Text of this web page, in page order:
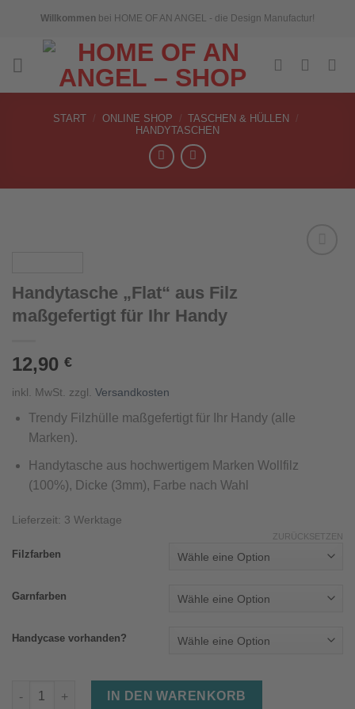
Willkommen bei HOME OF AN ANGEL - die Design Manufactur!
START / ONLINE SHOP / TASCHEN & HÜLLEN
/
HANDYTASCHEN
Handytasche „Flat“ aus Filz
maßgefertigt für Ihr Handy
12,90 €
inkl. MwSt. zzgl. Versandkosten
Trendy Filzhülle maßgefertigt für Ihr Handy (alle
Marken).
Handytasche aus hochwertigem Marken Wollfilz
(100%), Dicke (3mm), Farbe nach Wahl
Lieferzeit: 3 Werktage
Filzfarben
Garnfarben
Handycase vorhanden?
ZURÜCKSETZEN
Handytasche "Flat" aus Filz maßgefertigt für Ihr Handy Menge
IN DEN WARENKORB